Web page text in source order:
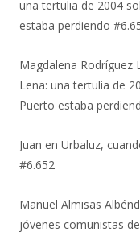
una tertulia de 2004
estaba perdiendo
Magdalena Rodríguez
Lena: una tertulia de
Puerto estaba
Juan en Urbaluz,
#6.652
Manuel Almisas
jóvenes comunistas